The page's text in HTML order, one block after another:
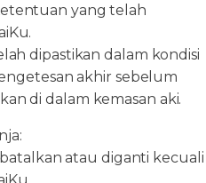
yang telah
dipastikan dalam kondisi
akhir sebelum
di dalam kemasan aki.
atau diganti kecuali